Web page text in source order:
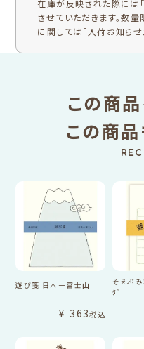
在庫が反映された際には
させていただきます。数
に関しては「入荷お知ら
この商
この商
遊び箋 日本一富士山
¥ 363税込
そえぶ
ﾀﾞ